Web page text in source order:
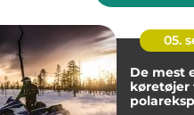
trængs...
05.
De mest
køretøjer